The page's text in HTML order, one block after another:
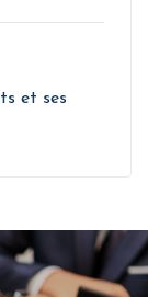
et ses